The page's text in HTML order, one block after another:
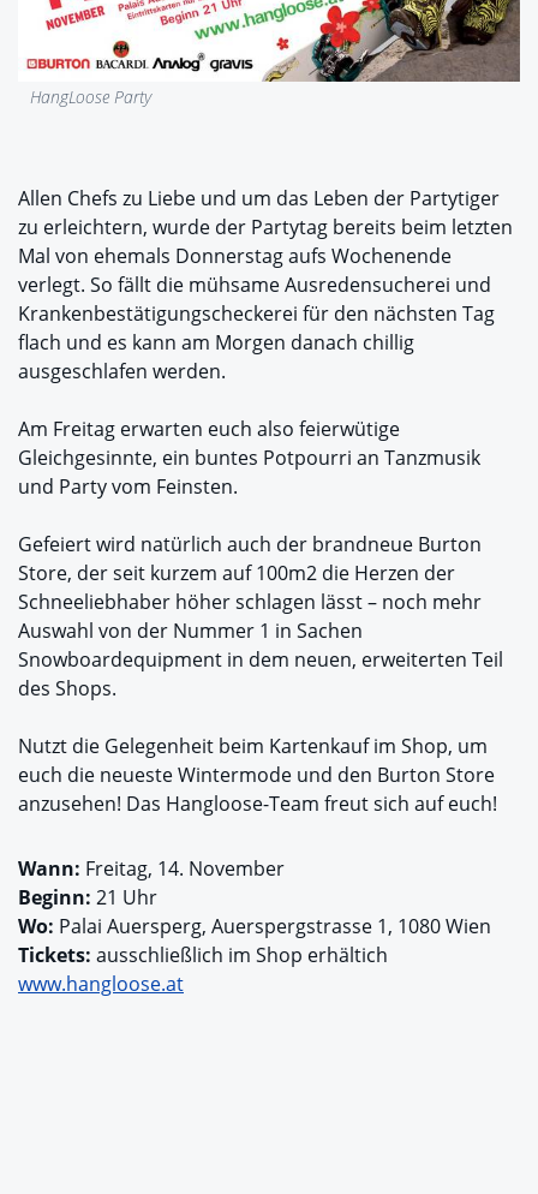
HangLoose Party
Allen Chefs zu Liebe und um das Leben der Partytiger
zu erleichtern, wurde der Partytag bereits beim letzten
Mal von ehemals Donnerstag aufs Wochenende
verlegt. So fällt die mühsame Ausredensucherei und
Krankenbestätigungscheckerei für den nächsten Tag
flach und es kann am Morgen danach chillig
ausgeschlafen werden.
Am Freitag erwarten euch also feierwütige
Gleichgesinnte, ein buntes Potpourri an Tanzmusik
und Party vom Feinsten.
Gefeiert wird natürlich auch der brandneue Burton
Store, der seit kurzem auf 100m2 die Herzen der
Schneeliebhaber höher schlagen lässt – noch mehr
Auswahl von der Nummer 1 in Sachen
Snowboardequipment in dem neuen, erweiterten Teil
des Shops.
Nutzt die Gelegenheit beim Kartenkauf im Shop, um
euch die neueste Wintermode und den Burton Store
anzusehen! Das Hangloose-Team freut sich auf euch!
Wann: Freitag, 14. November
Beginn: 21 Uhr
Wo: Palai Auersperg, Auerspergstrasse 1, 1080 Wien
Tickets: ausschließlich im Shop erhältich
www.hangloose.at